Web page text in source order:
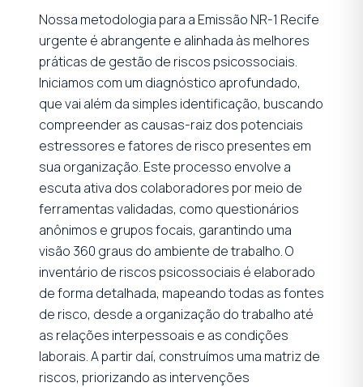
Nossa metodologia para a Emissão NR-1 Recife
urgente é abrangente e alinhada às melhores
práticas de gestão de riscos psicossociais.
Iniciamos com um diagnóstico aprofundado,
que vai além da simples identificação, buscando
compreender as causas-raiz dos potenciais
estressores e fatores de risco presentes em
sua organização. Este processo envolve a
escuta ativa dos colaboradores por meio de
ferramentas validadas, como questionários
anônimos e grupos focais, garantindo uma
visão 360 graus do ambiente de trabalho. O
inventário de riscos psicossociais é elaborado
de forma detalhada, mapeando todas as fontes
de risco, desde a organização do trabalho até
as relações interpessoais e as condições
laborais. A partir daí, construímos uma matriz de
riscos, priorizando as intervenções